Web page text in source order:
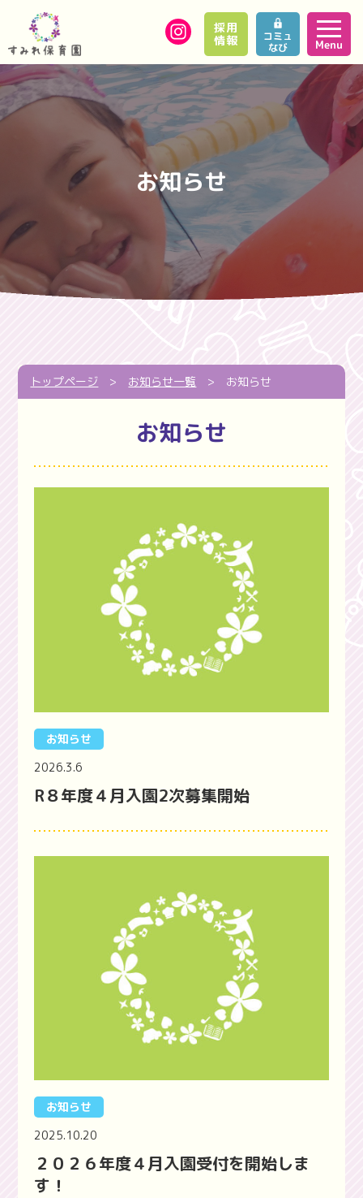
採用
情報
コミュ
なび
Menu
お知らせ
トップページ > お知らせ一覧 > お知らせ
お知らせ
お知らせ
2026.3.6
R８年度４月入園2次募集開始
お知らせ
2025.10.20
２０２６年度４月入園受付を開始しま
す！